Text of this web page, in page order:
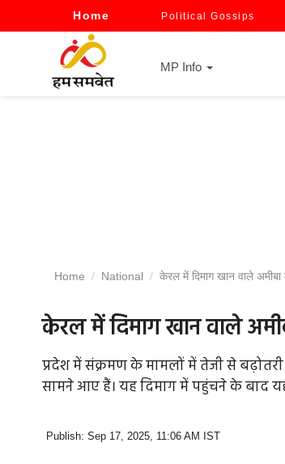
Home Political Gossips
MP Info
Home National केरल में दिमाग खान वाले
केरल में दिमाग खान वाले
प्रदेश में संक्रमण के मामलों में तेजी से
सामने आए हैं। यह दिमाग में पहुंचने के बाद
Publish: Sep 17, 2025, 11:06 AM IST